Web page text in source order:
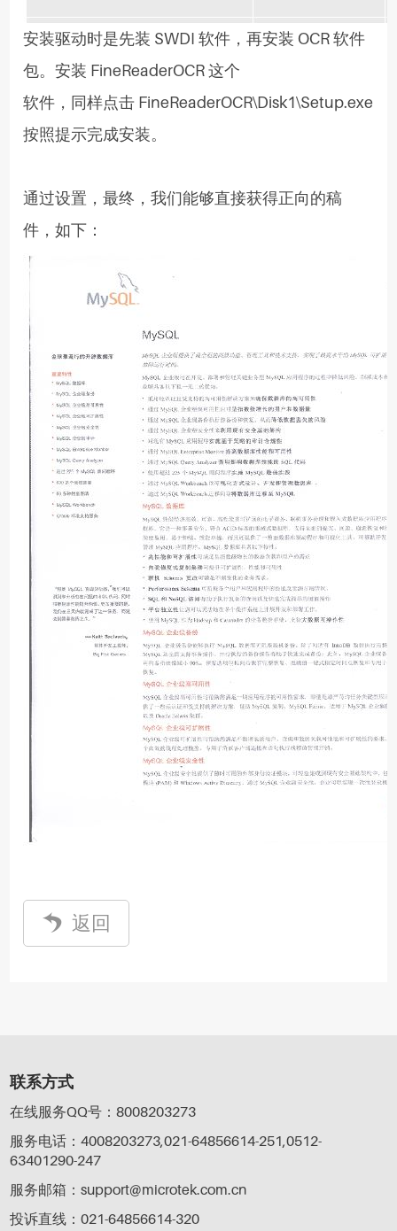
安装驱动时是先装 SWDI 软件，再安装 OCR 软件
包。安装 FineReaderOCR 这个
软件，同样点击 FineReaderOCR\Disk1\Setup.exe
按照提示完成安装。
通过设置，最终，我们能够直接获得正向的稿
件，如下：
返回
联系方式
在线服务QQ号：8008203273
服务电话：4008203273,021-64856614-251,0512-
63401290-247
服务邮箱：support@microtek.com.cn
投诉直线：021-64856614-320